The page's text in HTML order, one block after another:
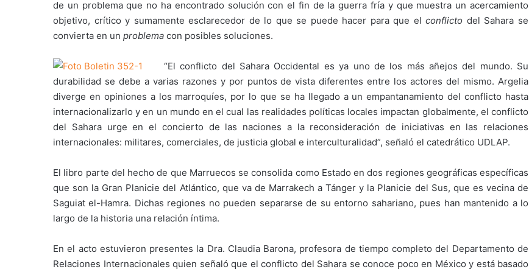
de un problema que no ha encontrado solución con el fin de la guerra fría y que muestra un acercamiento
objetivo, crítico y sumamente esclarecedor de lo que se puede hacer para que elconflicto del Sahara se
convierta en un problema con posibles soluciones.
“El conflicto del Sahara Occidental es ya uno de los más añejos del mundo. Su
durabilidad se debe a varias razones y por puntos de vista diferentes entre los actores del mismo. Argelia
diverge en opiniones a los marroquíes, por lo que se ha llegado a un empantanamiento del conflicto hasta
internacionalizarlo y en un mundo en el cual las realidades políticas locales impactan globalmente, el conflicto
del Sahara urge en el concierto de las naciones a la reconsideración de iniciativas en las relaciones
internacionales: militares, comerciales, de justicia global e interculturalidad”, señaló el catedrático UDLAP.
El libro parte del hecho de que Marruecos se consolida como Estado en dos regiones geográficas específicas
que son la Gran Planicie del Atlántico, que va de Marrakech a Tánger y la Planicie del Sus, que es vecina de
Saguiat el-Hamra. Dichas regiones no pueden separarse de su entorno sahariano, pues han mantenido a lo
largo de la historia una relación íntima.
En el acto estuvieron presentes la Dra. Claudia Barona, profesora de tiempo completo del Departamento de
Relaciones Internacionales quien señaló que el conflicto del Sahara se conoce poco en México y está basado